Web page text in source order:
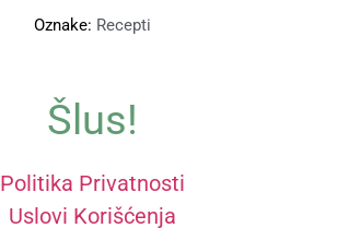
Recepti
Oznake:
Politika Privatnosti
Uslovi Korišćenja
Šlus!